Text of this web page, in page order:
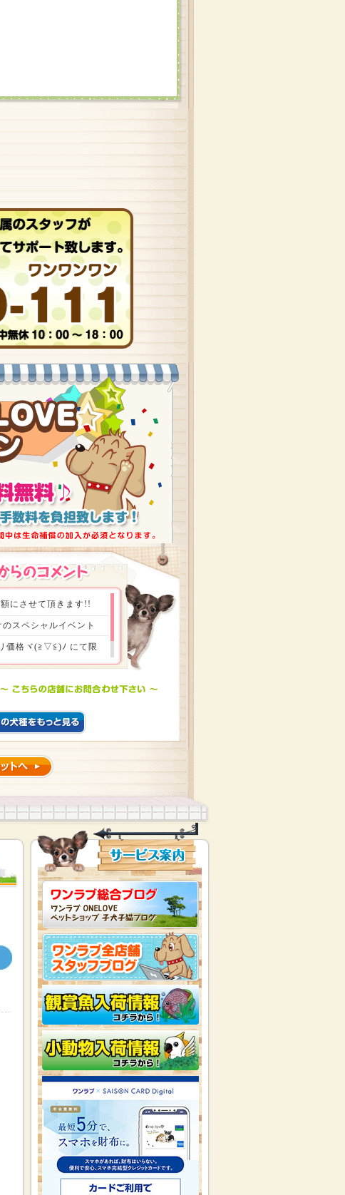
にさせて頂きます!!
スペシャルイベント
価格ヾ(≧▽≦)ﾉ にて限